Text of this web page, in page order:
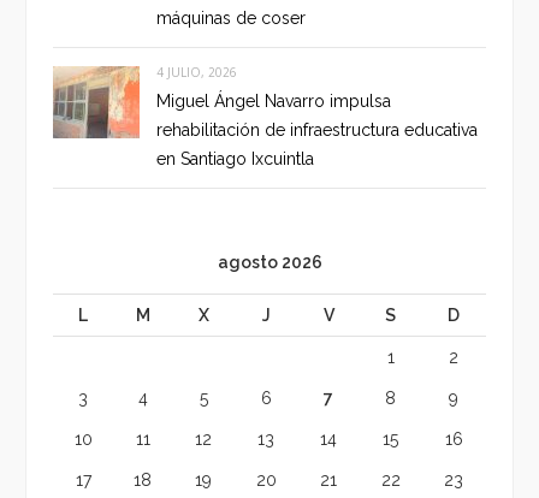
máquinas de coser
4 JULIO, 2026
Miguel Ángel Navarro impulsa
rehabilitación de infraestructura educativa
en Santiago Ixcuintla
agosto 2026
L M X J V S D
1 2
3 4 5 6 7 8 9
10 11 12 13 14 15 16
17 18 19 20 21 22 23